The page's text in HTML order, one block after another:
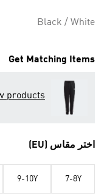
Black / White
Get Matching Items
products
اختر مقاس (EU)
7-8Y
9-10Y